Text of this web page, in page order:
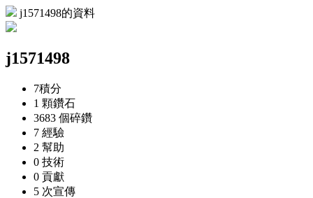
j1571498的資料
j1571498
7積分
1 顆鑽石
3683 個碎鑽
7 經驗
2 幫助
0 技術
0 貢獻
5 次宣傳